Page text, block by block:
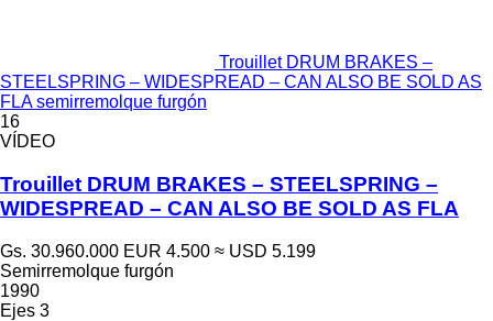
Trouillet DRUM BRAKES –
STEELSPRING – WIDESPREAD – CAN ALSO BE SOLD AS
FLA semirremolque furgón
16
VÍDEO
Trouillet DRUM BRAKES – STEELSPRING –
WIDESPREAD – CAN ALSO BE SOLD AS FLA
Gs. 30.960.000 EUR 4.500 ≈ USD 5.199
Semirremolque furgón
1990
Ejes 3